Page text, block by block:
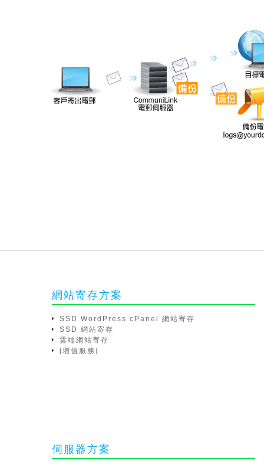
網站寄存方案
SSD WordPress cPanel 網站寄存
SSD 網站寄存
雲端網站寄存
[增值服務]
伺服器方案